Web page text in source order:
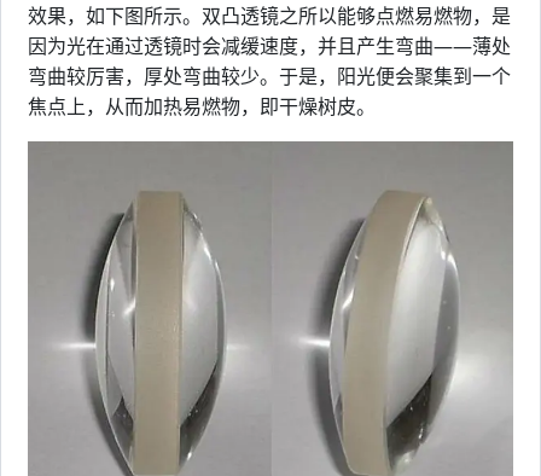
效果，如下图所示。双凸透镜之所以能够点燃易燃物，是
因为光在通过透镜时会减缓速度，并且产生弯曲——薄处
弯曲较厉害，厚处弯曲较少。于是，阳光便会聚集到一个
焦点上，从而加热易燃物，即干燥树皮。